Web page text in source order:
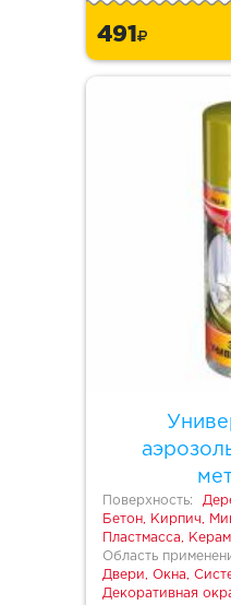
491
Поверхность:
Бетон, Кирпич,
Пластмасса,
Область
Двери, Окна,
Декоративная